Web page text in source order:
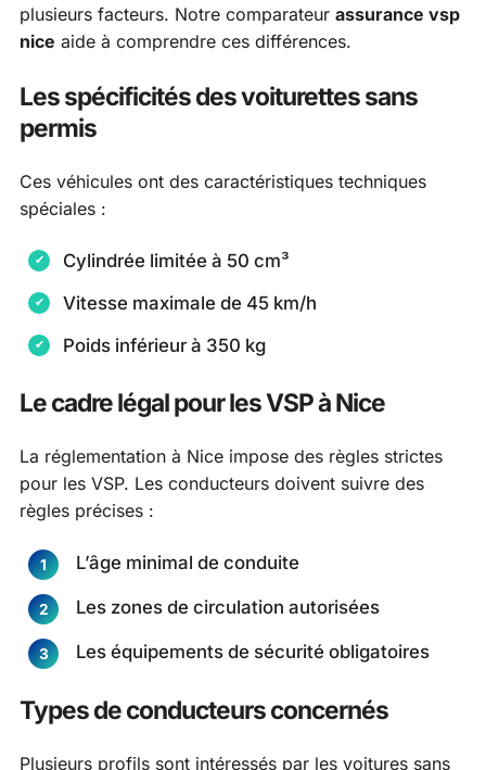
plusieurs facteurs. Notre comparateur assurance vsp
nice aide à comprendre ces différences.
Les spécificités des voiturettes sans
permis
Ces véhicules ont des caractéristiques techniques
spéciales :
Cylindrée limitée à 50 cm³
Vitesse maximale de 45 km/h
Poids inférieur à 350 kg
Le cadre légal pour les VSP à Nice
La réglementation à Nice impose des règles strictes
pour les VSP. Les conducteurs doivent suivre des
règles précises :
L’âge minimal de conduite
Les zones de circulation autorisées
Les équipements de sécurité obligatoires
Types de conducteurs concernés
Plusieurs profils sont intéressés par les voitures sans